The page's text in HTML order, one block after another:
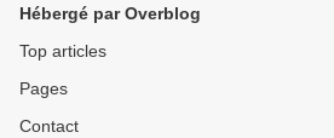
Hébergé par Overblog
Top articles
Pages
Contact